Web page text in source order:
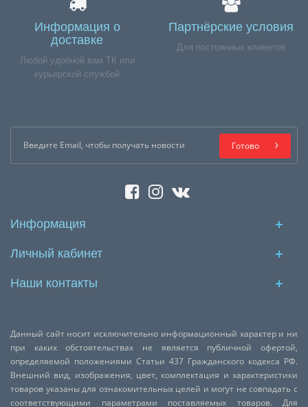
Информация о
доставке
Любой удобной вам ТК или
курьерской службой
Партнёрские условия
Для постоянных клиентов
Готово
Информация
Личный кабинет
Наши контакты
Данный сайт носит исключительно информационный характер и ни
при каких обстоятельствах не является публичной офертой,
определяемой положениями Статьи 437 Гражданского кодекса РФ.
Внешний вид, изображения, цвет, комплектация и характеристики
товаров указаны для ознакомительных целей и могут не совпадать с
соответствующими параметрами поставляемых товаров. Для